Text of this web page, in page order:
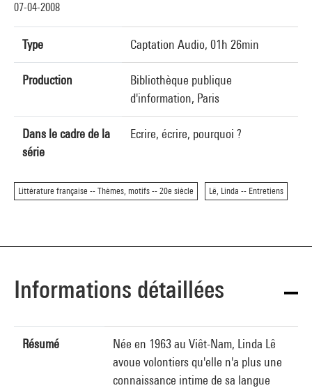
07-04-2008
Type Captation Audio, 01h 26min
Production
Bibliothèque publique
d'information, Paris
Dans le cadre de la
série
Ecrire, écrire, pourquoi ?
Littérature française -- Thèmes, motifs -- 20e siècle Lê, Linda -- Entretiens
Informations détaillées
Résumé
Née en 1963 au Viêt-Nam, Linda Lê
avoue volontiers qu'elle n'a plus une
connaissance intime de sa langue